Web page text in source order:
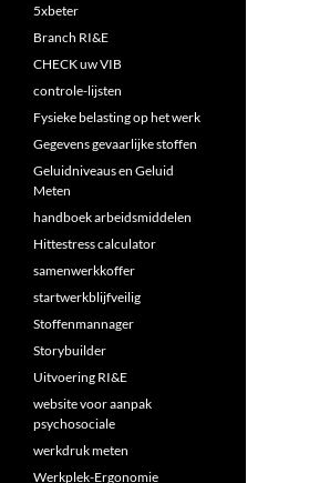
5xbeter
Branch RI&E
CHECK uw VIB
controle-lijsten
Fysieke belasting op het werk
Gegevens gevaarlijke stoffen
Geluidniveaus en Geluid
Meten
handboek arbeidsmiddelen
Hittestress calculator
samenwerkkoffer
startwerkblijfveilig
Stoffenmannager
Storybuilder
Uitvoering RI&E
website voor aanpak
psychosociale
werkdruk meten
Werkplek-Ergonomie